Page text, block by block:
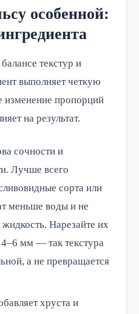
особенной:
текстур и
выполняет четкую
изменение пропорций
на результат.
сочности и
Лучше всего
сорта или
меньше воды и не
Нарезайте их
мм — так текстура
а не превращается
хруста и